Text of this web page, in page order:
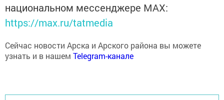
национальном мессенджере MАХ:
https://max.ru/tatmedia
Сейчас новости Арска и Арского района вы можете
узнать и в нашем Telegram-канале